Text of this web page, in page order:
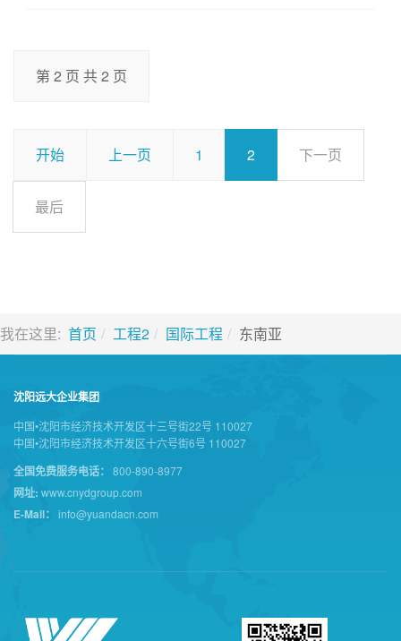
第 2 页 共 2 页
开始 上一页 1 2 下一页
最后
我在这里: 首页 工程2 国际工程 东南亚
沈阳远大企业集团
中国•沈阳市经济技术开发区十三号街22号 110027
中国•沈阳市经济技术开发区十六号街6号 110027
全国免费服务电话： 800-890-8977
网址: www.cnydgroup.com
E-Mail： info@yuandacn.com